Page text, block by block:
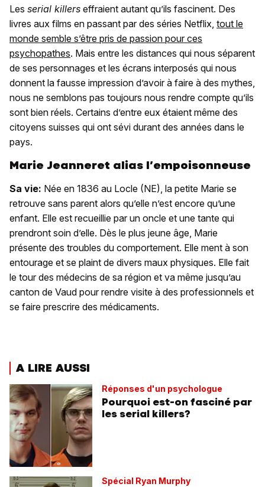
Les serial killers effraient autant qu’ils fascinent. Des
livres aux films en passant par des séries Netflix, tout le
monde semble s’être pris de passion pour ces
psychopathes. Mais entre les distances qui nous séparent
de ses personnages et les écrans interposés qui nous
donnent la fausse impression d’avoir à faire à des mythes,
nous ne semblons pas toujours nous rendre compte qu’ils
sont bien réels. Certains d’entre eux étaient même des
citoyens suisses qui ont sévi durant des années dans le
pays.
Marie Jeanneret alias l’empoisonneuse
Sa vie: Née en 1836 au Locle (NE), la petite Marie se
retrouve sans parent alors qu’elle n’est encore qu’une
enfant. Elle est recueillie par un oncle et une tante qui
prendront soin d’elle. Dès le plus jeune âge, Marie
présente des troubles du comportement. Elle ment à son
entourage et se plaint de divers maux physiques. Elle fait
le tour des médecins de sa région et va même jusqu’au
canton de Vaud pour rendre visite à des professionnels et
se faire prescrire des médicaments.
A LIRE AUSSI
Réponses d'un psychologue
Pourquoi est-on fasciné par
les serial killers?
Spécial Ryan Murphy